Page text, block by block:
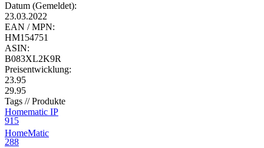
Datum (Gemeldet):
23.03.2022
EAN / MPN:
HM154751
ASIN:
B083XL2K9R
Preisentwicklung:
23.95
29.95
Tags // Produkte
Homematic IP
915
HomeMatic
288